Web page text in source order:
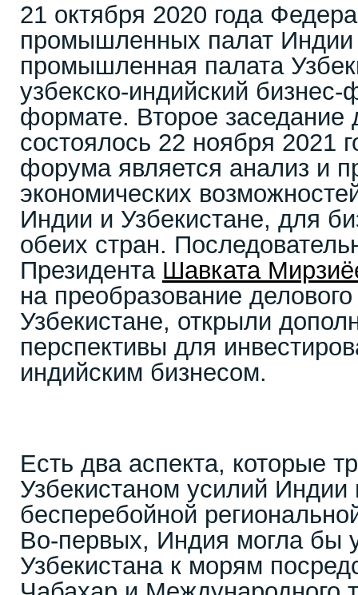
21 октября 2020 года
промышленных палат Индии
промышленная палата
узбекско-индийский
формате. Второе заседание
состоялось 22 ноября 2021
форума является анализ и
экономических
Индии и Узбекистане, для
обеих стран.
Президента Шавката
на преобразование
Узбекистане, открыли
перспективы для
индийским бизнесом.
Есть два аспекта, которые
Узбекистаном усилий
бесперебойной
Во-первых, Индия могла бы
Узбекистана к морям